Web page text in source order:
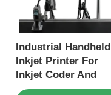
Industrial Handheld
Inkjet Printer For
Inkjet Coder And
Inkjet Marking